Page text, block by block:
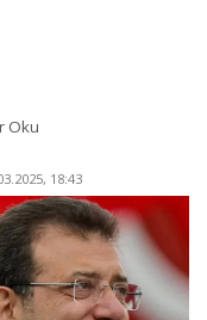
Oku
18:43